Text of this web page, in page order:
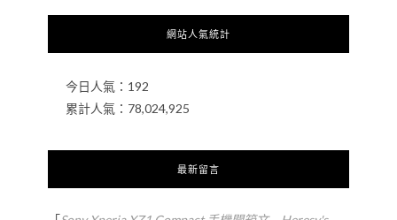
網站人氣統計
今日人氣： 192
累計人氣： 78,024,925
最新留言